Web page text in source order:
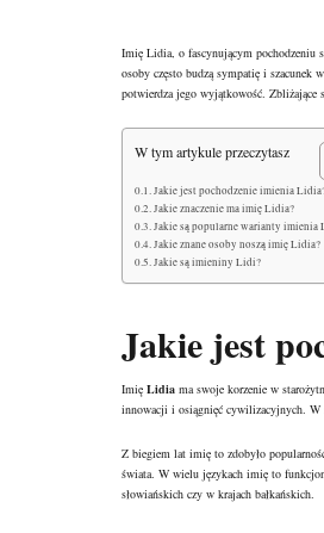
Imię Lidia, o fascynującym pochodzeniu
osoby często budzą sympatię i
potwierdza jego wyjątkowość. Zbliżające
W tym artykule przeczytasz
Jakie jest pochodzenie imienia
Jakie znaczenie ma imię Lidia?
Jakie są popularne warianty imienia
Jakie znane osoby noszą imię Lidia?
Jakie są imieniny Lidi?
Jakie jest
Imię Lidia ma swoje korzenie w
innowacji i osiągnięć cywilizacyjnych. W
Z biegiem lat imię to zdobyło
świata. W wielu językach imię to
słowiańskich czy w krajach bałkańskich.